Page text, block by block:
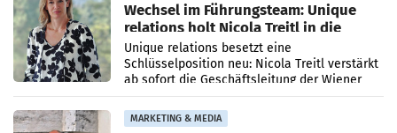
Wechsel im Führungsteam: Unique
relations holt Nicola Treitl in die
Geschäftsleitung
Unique relations besetzt eine
Schlüsselposition neu: Nicola Treitl verstärkt
ab sofort die Geschäftsleitung der Wiener
PR-Agentur an der Seite von Josef Kalina und
Anna Kalina-Mahr.
MARKETING & MEDIA